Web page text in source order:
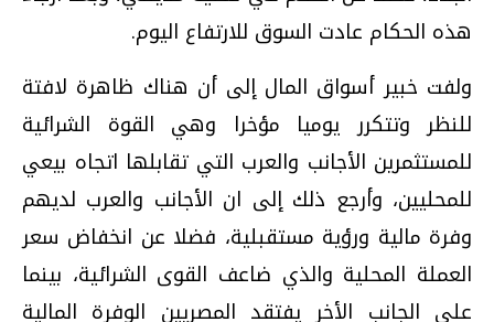
هذه الحكام عادت السوق للارتفاع اليوم.
ولفت خبير أسواق المال إلى أن هناك ظاهرة لافتة
للنظر وتتكرر يوميا مؤخرا وهي القوة الشرائية
للمستثمرين الأجانب والعرب التي تقابلها اتجاه بيعي
للمحليين، وأرجع ذلك إلى ان الأجانب والعرب لديهم
وفرة مالية ورؤية مستقبلية، فضلا عن انخفاض سعر
العملة المحلية والذي ضاعف القوى الشرائية، بينما
على الجانب الأخر يفتقد المصريين الوفرة المالية